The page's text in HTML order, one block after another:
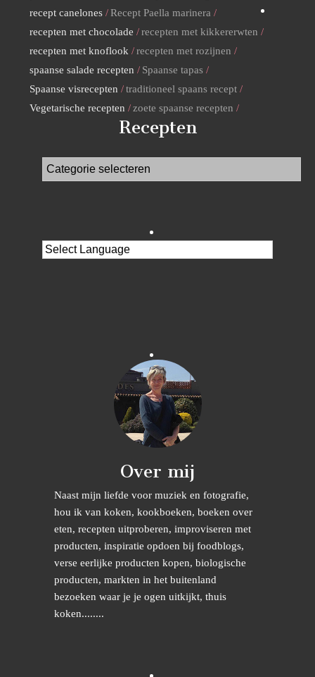
recept canelones
Recept Paella marinera
recepten met chocolade
recepten met kikkererwten
recepten met knoflook
recepten met rozijnen
spaanse salade recepten
Spaanse tapas
Spaanse visrecepten
traditioneel spaans recept
Vegetarische recepten
zoete spaanse recepten
Recepten
Over mij
Naast mijn liefde voor muziek en fotografie,
hou ik van koken, kookboeken, boeken over
eten, recepten uitproberen, improviseren met
producten, inspiratie opdoen bij foodblogs,
verse eerlijke producten kopen, biologische
producten, markten in het buitenland
bezoeken waar je je ogen uitkijkt, thuis
koken........